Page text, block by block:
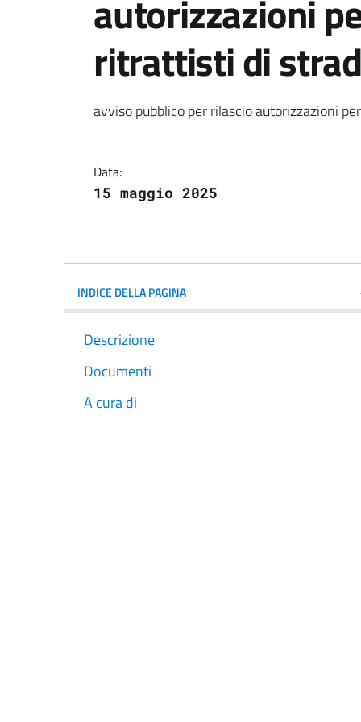
autorizzazioni
ritrattisti di
Dettagli della
avviso pubblico per rilascio autorizzazioni
Data:
15 maggio 2025
INDICE DELLA PAGINA
Descrizione
Documenti
A cura di